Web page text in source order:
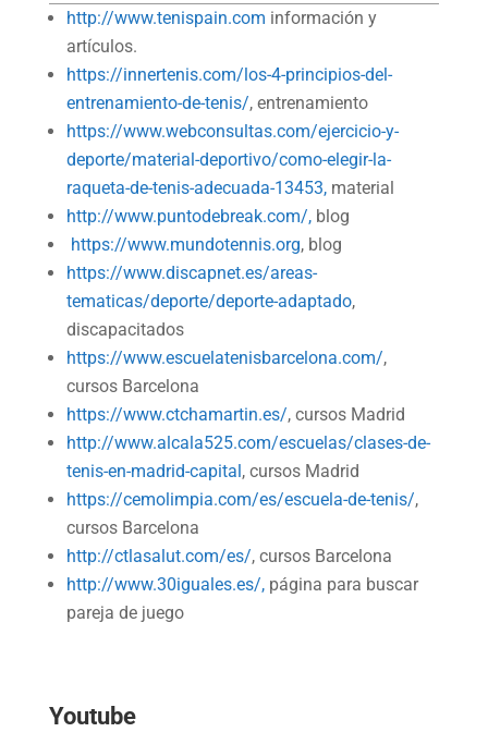
http://www.tenispain.com información y
artículos.
https://innertenis.com/los-4-principios-del-
entrenamiento-de-tenis/, entrenamiento
https://www.webconsultas.com/ejercicio-y-
deporte/material-deportivo/como-elegir-la-
raqueta-de-tenis-adecuada-13453,material
http://www.puntodebreak.com/,blog
https://www.mundotennis.org, blog
https://www.discapnet.es/areas-
tematicas/deporte/deporte-adaptado,
discapacitados
https://www.escuelatenisbarcelona.com/,
cursos Barcelona
https://www.ctchamartin.es/, cursos Madrid
http://www.alcala525.com/escuelas/clases-de-
tenis-en-madrid-capital , cursos Madrid
https://cemolimpia.com/es/escuela-de-tenis/,
cursos Barcelona
http://ctlasalut.com/es/, cursos Barcelona
http://www.30iguales.es/,página para buscar
pareja de juego
Youtube